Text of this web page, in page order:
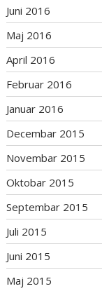
Juni 2016
Maj 2016
April 2016
Februar 2016
Januar 2016
Decembar 2015
Novembar 2015
Oktobar 2015
Septembar 2015
Juli 2015
Juni 2015
Maj 2015